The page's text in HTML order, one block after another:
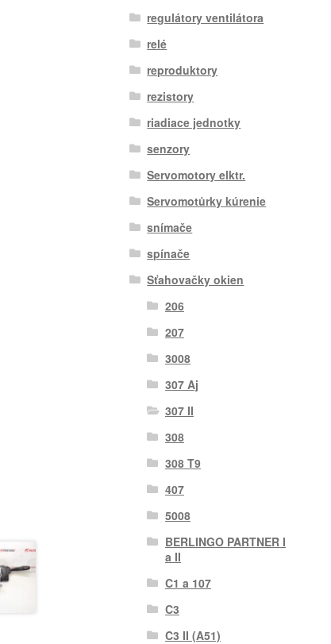
regulátory ventilátora
relé
reproduktory
rezistory
riadiace jednotky
senzory
Servomotory elktr.
Servomotůrky kúrenie
snímače
spínače
Sťahovačky okien
206
207
3008
307 Aj
307 II
308
308 T9
407
5008
BERLINGO PARTNER I
a II
C1 a 107
C3
C3 II (A51)